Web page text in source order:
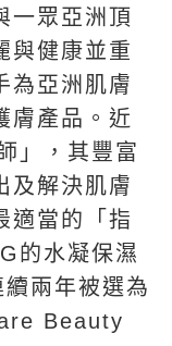
一眾亞洲頂
與健康並重
為亞洲肌膚
膚產品。近
」，其豐富
及解決肌膚
適當的「指
的水凝保濕
兩年被選為
Beauty